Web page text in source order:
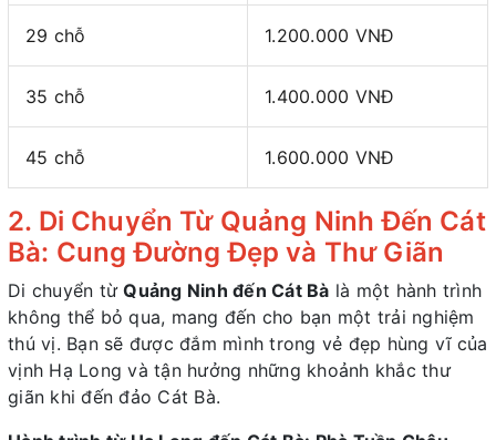
29 chỗ 1.200.000 VNĐ
35 chỗ 1.400.000 VNĐ
45 chỗ 1.600.000 VNĐ
2. Di Chuyển Từ Quảng Ninh Đến Cát
Bà: Cung Đường Đẹp và Thư Giãn
Di chuyển từQuảng Ninh đến Cát Bà là một hành trình
không thể bỏ qua, mang đến cho bạn một trải nghiệm
thú vị. Bạn sẽ được đắm mình trong vẻ đẹp hùng vĩ của
vịnh Hạ Long và tận hưởng những khoảnh khắc thư
giãn khi đến đảo Cát Bà.